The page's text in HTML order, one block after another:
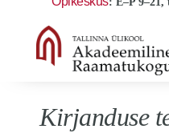
Kirjanduse